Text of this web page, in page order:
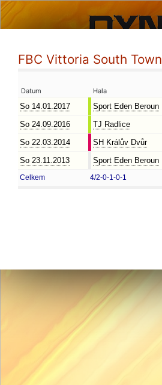
FBC Vittoria South Town
Datum Hala
So 14.01.2017
Sport Eden Beroun
So 24.09.2016
TJ Radlice
So 22.03.2014
SH Králův Dvůr
So 23.11.2013
Sport Eden Beroun
Celkem 4/2-0-1-0-1